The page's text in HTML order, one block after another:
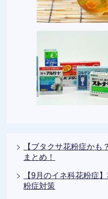
【ブタクサ花粉症か
まとめ！
【9月のイネ科花粉症
粉症対策